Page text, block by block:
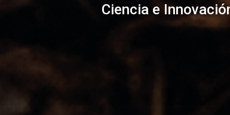
Ciencia e